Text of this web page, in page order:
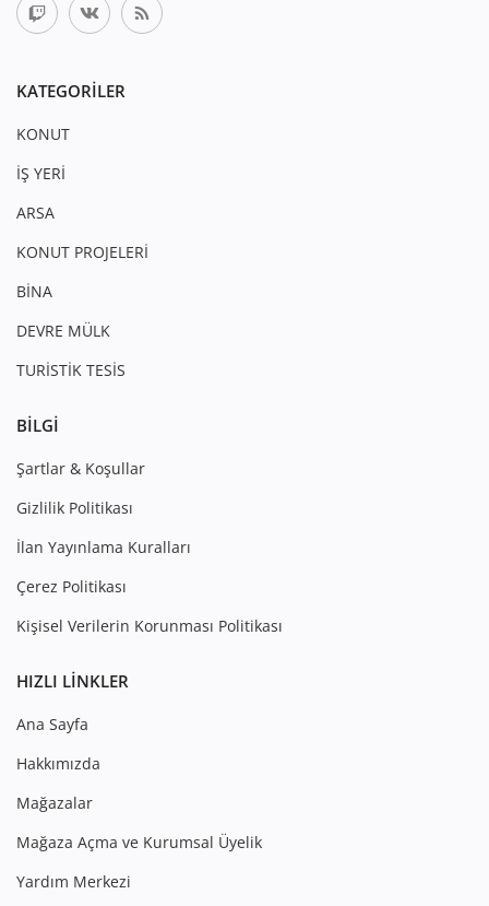
KATEGORILER
KONUT
İŞ YERİ
ARSA
KONUT PROJELERİ
BİNA
DEVRE MÜLK
TURİSTİK TESİS
BILGI
Şartlar & Koşullar
Gizlilik Politikası
İlan Yayınlama Kuralları
Çerez Politikası
Kişisel Verilerin Korunması Politikası
HIZLI LINKLER
Ana Sayfa
Hakkımızda
Mağazalar
Mağaza Açma ve Kurumsal Üyelik
Yardım Merkezi